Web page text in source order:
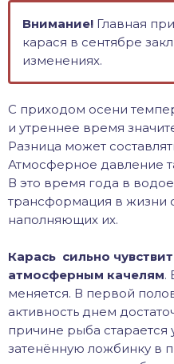
Внимание! Главная
карася в сентябре
изменениях.
С приходом осени
и утреннее время
Разница может
Атмосферное давление
В это время года в
трансформация в жизни
наполняющих их.
Карась сильно
атмосферным качелям.
меняется. В первой
активность днем
причине рыба старается
затенённую ложбинку в